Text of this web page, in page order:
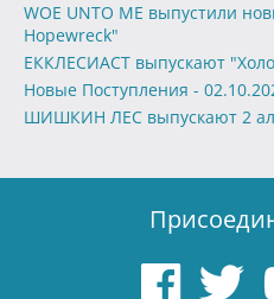
WOE UNTO ME выпустили
Hopewreck"
ЕККЛЕСИАСТ выпускают
Новые Поступления -
ШИШКИН ЛЕС выпускают 2